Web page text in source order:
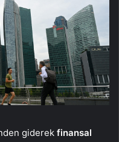
giderek finansal